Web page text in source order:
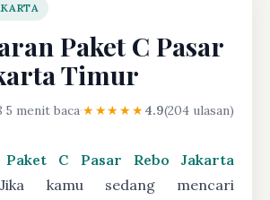
Paket C Pasar
Timur
·5 menit baca·★★★★★4.9(204 ulasan)
Paket C Pasar Rebo Jakarta
kamu sedang mencari